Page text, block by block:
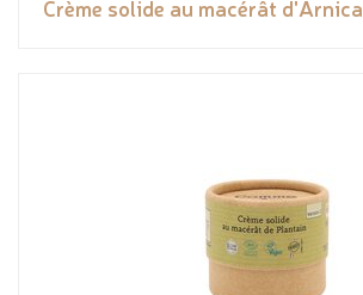
Crème solide au macérât d'Arnica